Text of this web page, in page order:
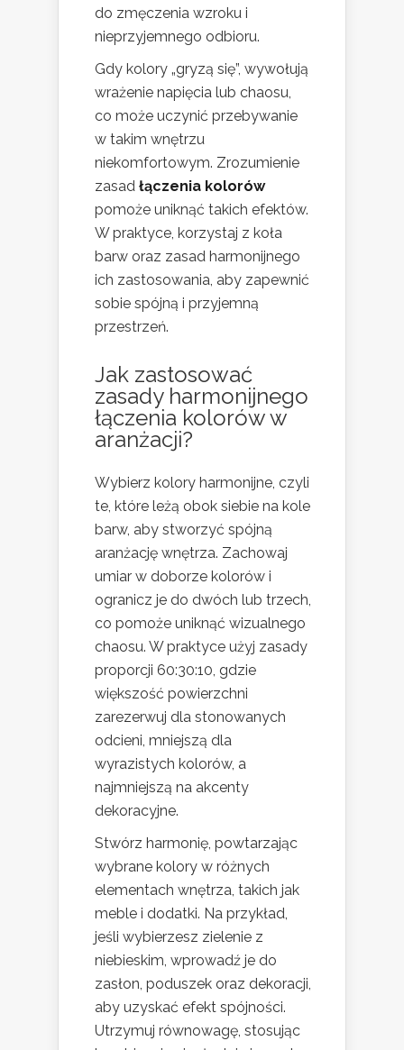
do zmęczenia wzroku i
nieprzyjemnego odbioru.
Gdy kolory „gryzą się”, wywołują
wrażenie napięcia lub chaosu,
co może uczynić przebywanie
w takim wnętrzu
niekomfortowym. Zrozumienie
zasad łączenia kolorów
pomoże uniknąć takich efektów.
W praktyce, korzystaj z koła
barw oraz zasad harmonijnego
ich zastosowania, aby zapewnić
sobie spójną i przyjemną
przestrzeń.
Jak zastosować
zasady harmonijnego
łączenia kolorów w
aranżacji?
Wybierz kolory harmonijne, czyli
te, które leżą obok siebie na kole
barw, aby stworzyć spójną
aranżację wnętrza. Zachowaj
umiar w doborze kolorów i
ogranicz je do dwóch lub trzech,
co pomoże uniknąć wizualnego
chaosu. W praktyce użyj zasady
proporcji 60:30:10, gdzie
większość powierzchni
zarezerwuj dla stonowanych
odcieni, mniejszą dla
wyrazistych kolorów, a
najmniejszą na akcenty
dekoracyjne.
Stwórz harmonię, powtarzając
wybrane kolory w różnych
elementach wnętrza, takich jak
meble i dodatki. Na przykład,
jeśli wybierzesz zielenie z
niebieskim, wprowadź je do
zasłon, poduszek oraz dekoracji,
aby uzyskać efekt spójności.
Utrzymuj równowagę, stosując